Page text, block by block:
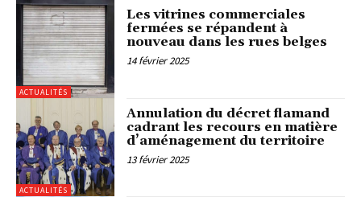
ACTUALITÉS
Les vitrines commerciales
fermées se répandent à
nouveau dans les rues belges
14 février 2025
ACTUALITÉS
Annulation du décret flamand
cadrant les recours en matière
d’aménagement du territoire
13 février 2025